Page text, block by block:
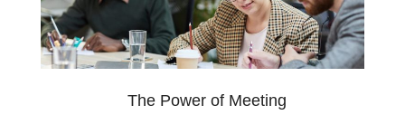
The Power of Meeting